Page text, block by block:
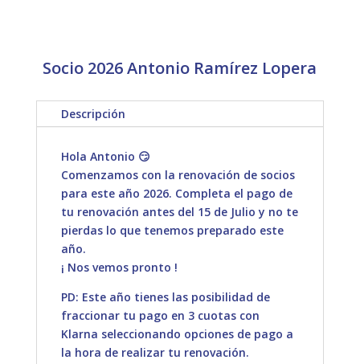
Socio 2026 Antonio Ramírez Lopera
Descripción
Hola Antonio 😏
Comenzamos con la renovación de socios
para este año 2026. Completa el pago de
tu renovación antes del 15 de Julio y no te
pierdas lo que tenemos preparado este
año.
¡ Nos vemos pronto !
PD: Este año tienes las posibilidad de
fraccionar tu pago en 3 cuotas con
Klarna seleccionando opciones de pago a
la hora de realizar tu renovación.